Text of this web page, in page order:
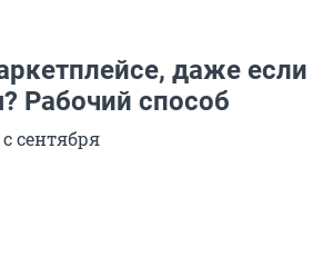
даже если
Рабочий способ
сентября